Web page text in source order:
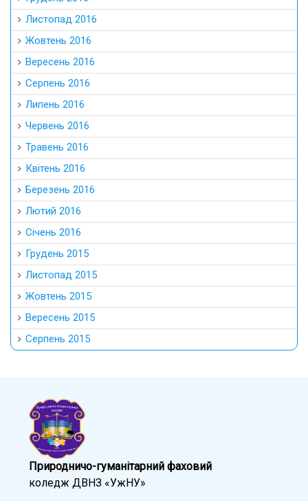
Листопад 2016
Жовтень 2016
Вересень 2016
Серпень 2016
Липень 2016
Червень 2016
Травень 2016
Квітень 2016
Березень 2016
Лютий 2016
Січень 2016
Грудень 2015
Листопад 2015
Жовтень 2015
Вересень 2015
Серпень 2015
Природничо-гуманітарний фаховий
коледж ДВНЗ «УжНУ»